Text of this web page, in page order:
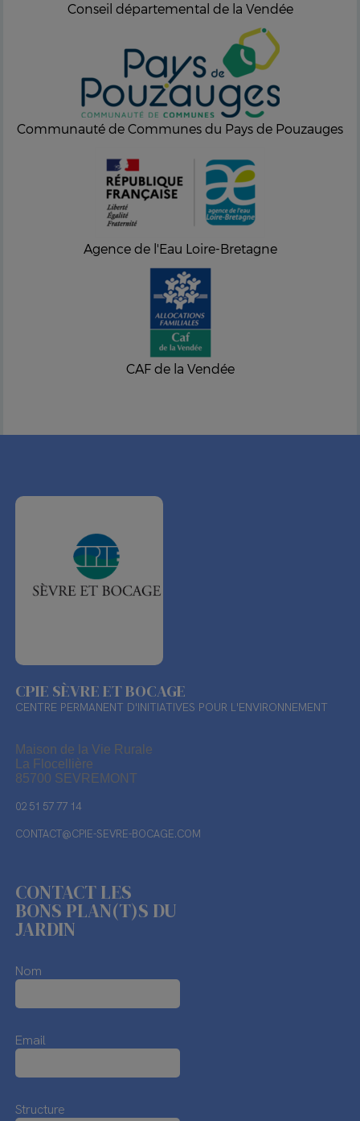
Conseil départemental de la Vendée
Communauté de Communes du Pays de Pouzauges
Agence de l'Eau Loire-Bretagne
CAF de la Vendée
CPIE SÈVRE ET BOCAGE
CENTRE PERMANENT D'INITIATIVES POUR L'ENVIRONNEMENT
Maison de la Vie Rurale
La Flocellière
85700 SEVREMONT
02 51 57 77 14
CONTACT@CPIE-SEVRE-BOCAGE.COM
CONTACT LES
BONS PLAN(T)S DU
JARDIN
Nom
Email
Structure